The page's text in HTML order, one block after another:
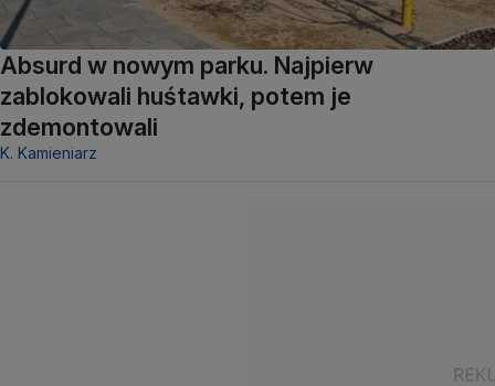
Absurd w nowym parku. Najpierw
zablokowali huśtawki, potem je
zdemontowali
K. Kamieniarz